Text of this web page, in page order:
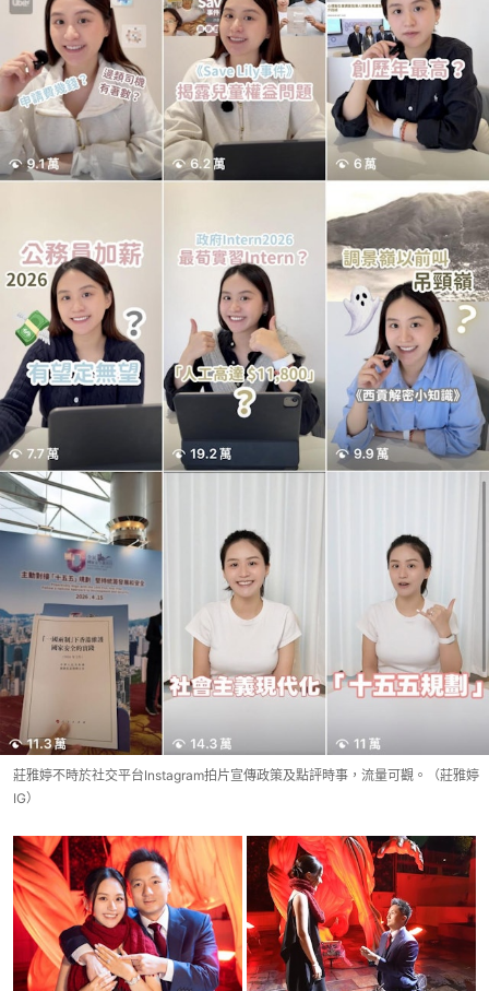
莊雅婷不時於社交平台Instagram拍片宣傳政策及點評時事，流量可觀。（莊雅婷
IG）